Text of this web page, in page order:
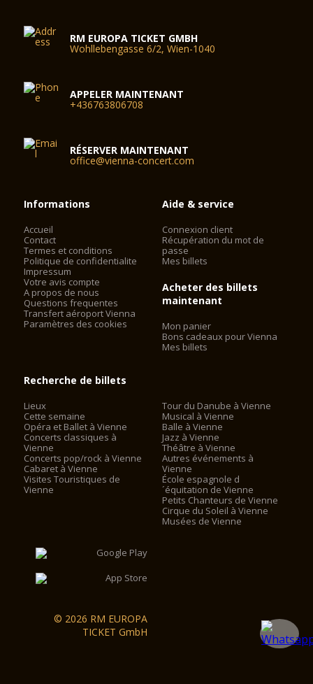
RM EUROPA TICKET GMBH
Wohllebengasse 6/2, Wien-1040
APPELER MAINTENANT
+436763806708
RÉSERVER MAINTENANT
office@vienna-concert.com
Informations
Accueil
Contact
Termes et conditions
Politique de confidentialite
Impressum
Votre avis compte
A propos de nous
Questions frequentes
Transfert aéroport Vienna
Paramètres des cookies
Aide & service
Connexion client
Récupération du mot de
passe
Mes billets
Acheter des billets
maintenant
Mon panier
Bons cadeaux pour Vienna
Mes billets
Recherche de billets
Lieux
Cette semaine
Opéra et Ballet à Vienne
Concerts classiques à
Vienne
Concerts pop/rock à Vienne
Cabaret à Vienne
Visites Touristiques de
Vienne
Tour du Danube à Vienne
Musical à Vienne
Balle à Vienne
Jazz à Vienne
Théâtre à Vienne
Autres événements à
Vienne
École espagnole d
´équitation de Vienne
Petits Chanteurs de Vienne
Cirque du Soleil à Vienne
Musées de Vienne
© 2026 RM EUROPA
TICKET GmbH